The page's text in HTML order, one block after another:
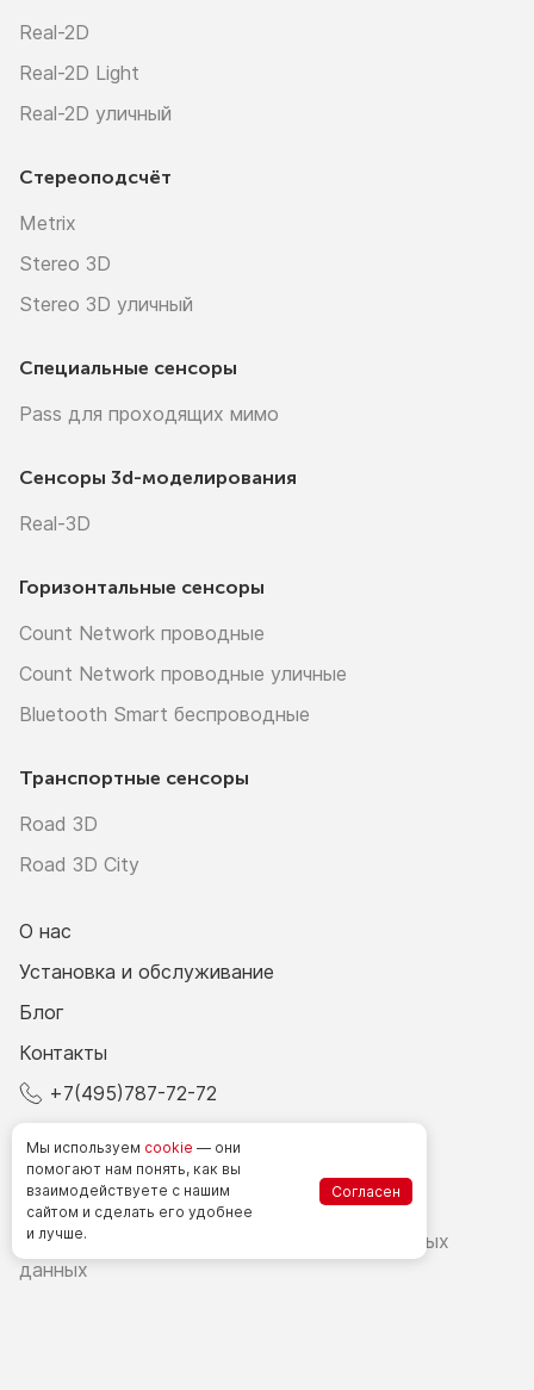
Real-2D
Real-2D Light
Real-2D уличный
Стереоподсчёт
Metrix
Stereo 3D
Stereo 3D уличный
Специальные сенсоры
Pass для проходящих мимо
Сенсоры 3d-моделирования
Real-3D
Горизонтальные сенсоры
Count Network проводные
Count Network проводные уличные
Bluetooth Smart беспроводные
Транспортные сенсоры
Road 3D
Road 3D City
О нас
Установка и обслуживание
Блог
Контакты
+7(495)787-72-72
Счетчики посетителей в РФ
Политика в области обработки персональных
данных
Мы используем cookie — они
помогают нам понять, как вы
взаимодействуете с нашим
сайтом и сделать его удобнее
и лучше.
Согласен